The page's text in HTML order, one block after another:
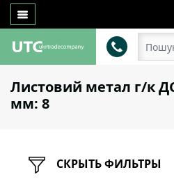
Листовий метал г/к
мм: 8
СКРЫТЬ ФИЛЬТРЫ